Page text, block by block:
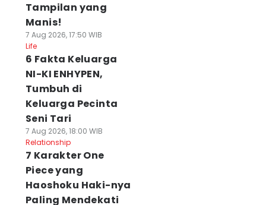
Tampilan yang
Manis!
7 Aug 2026, 17:50 WIB
Life
6 Fakta Keluarga
NI-KI ENHYPEN,
Tumbuh di
Keluarga Pecinta
Seni Tari
7 Aug 2026, 18:00 WIB
Relationship
7 Karakter One
Piece yang
Haoshoku Haki-nya
Paling Mendekati